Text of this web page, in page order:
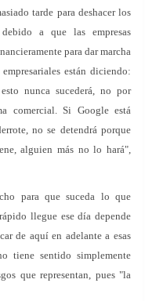
tarde para deshacer los
a que las empresas
para dar marcha
están diciendo:
nunca sucederá, no por
comercial. Si Google está
no se detendrá porque
alguien más no lo hará",
para que suceda lo que
llegue ese día depende
de aquí en adelante a esas
tiene sentido simplemente
que representan, pues "la